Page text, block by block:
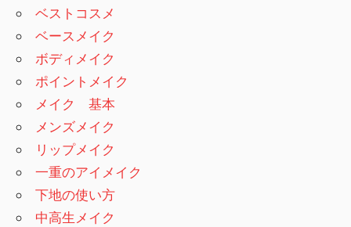
ベストコスメ
ベースメイク
ボディメイク
ポイントメイク
メイク 基本
メンズメイク
リップメイク
一重のアイメイク
下地の使い方
中高生メイク